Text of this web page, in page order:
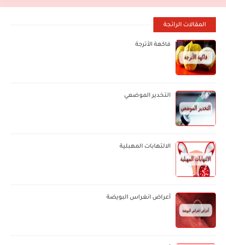
المقالات الرائجة
فاكهة الأترجة
التخدير الموضعي
الالتهابات المهبلية
أعراض انغراس البويضة